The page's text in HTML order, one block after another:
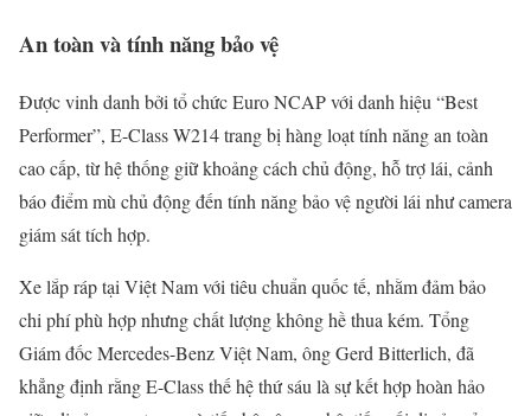
An toàn và tính năng bảo vệ
Được vinh danh bởi tổ chức Euro NCAP với danh hiệu “Best
Performer”, E-Class W214 trang bị hàng loạt tính năng an toàn
cao cấp, từ hệ thống giữ khoảng cách chủ động, hỗ trợ lái, cảnh
báo điểm mù chủ động đến tính năng bảo vệ người lái như camera
giám sát tích hợp.
Xe lắp ráp tại Việt Nam với tiêu chuẩn quốc tế, nhằm đảm bảo
chi phí phù hợp nhưng chất lượng không hề thua kém. Tổng
Giám đốc Mercedes-Benz Việt Nam, ông Gerd Bitterlich, đã
khẳng định rằng E-Class thế hệ thứ sáu là sự kết hợp hoàn hảo